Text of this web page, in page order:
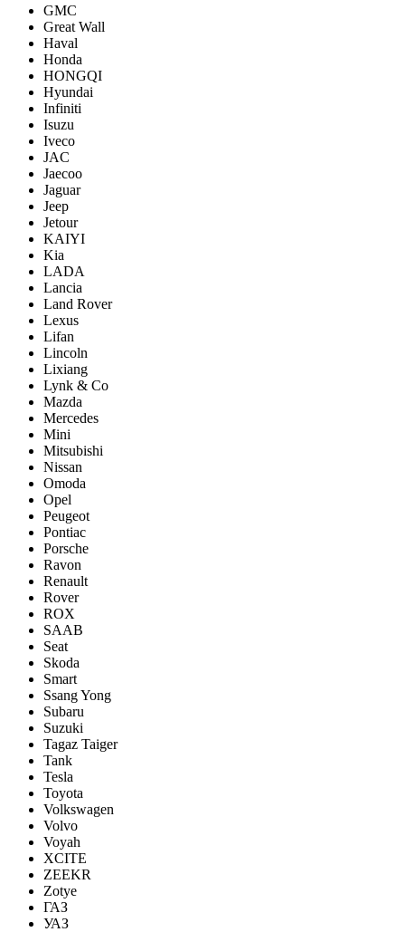
GMC
Great Wall
Haval
Honda
HONGQI
Hyundai
Infiniti
Isuzu
Iveco
JAC
Jaecoo
Jaguar
Jeep
Jetour
KAIYI
Kia
LADA
Lancia
Land Rover
Lexus
Lifan
Lincoln
Lixiang
Lynk & Co
Mazda
Mercedes
Mini
Mitsubishi
Nissan
Omoda
Opel
Peugeot
Pontiac
Porsсhe
Ravon
Renault
Rover
ROX
SAAB
Seat
Skoda
Smart
Ssang Yong
Subaru
Suzuki
Tagaz Taiger
Tank
Tesla
Toyota
Volkswagen
Volvo
Voyah
XCITE
ZEEKR
Zotye
ГАЗ
УАЗ